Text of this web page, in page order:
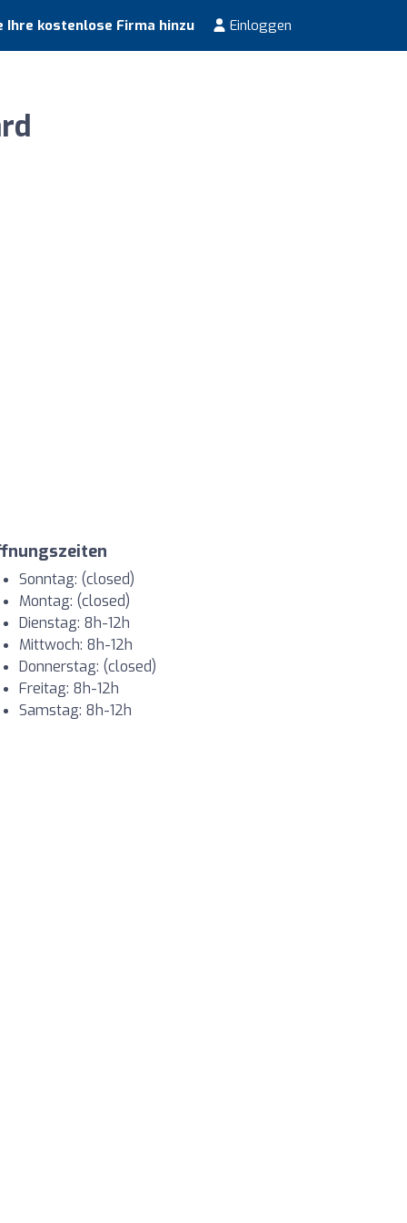
Ihre kostenlose Firma hinzu Einloggen
Sonntag: (closed)
Montag: (closed)
Dienstag: 8h-12h
Mittwoch: 8h-12h
Donnerstag: (closed)
Freitag: 8h-12h
Samstag: 8h-12h